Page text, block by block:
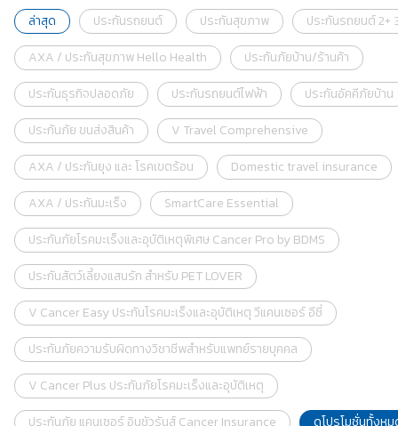
ล่าสุด ประกันรถยนต์ ประกันสุขภาพ
ประกันรถยนต์ 2+
AXA / ประกันสุขภาพ Hello Health
ประกันภัยบ้าน/ร้านค้า
ประกันธุรกิจปลอดภัย
ประกันรถยนต์ไฟฟ้า
ประกันอัคคีภัยบ้าน
ประกันภัย ขนส่งสินค้า
V Travel Comprehensive
AXA / ประกันยุง และ โรคเขตร้อน
Domestic travel insurance
AXA / ประกันมะเร็ง
SmartCare Essential
ประกันภัยโรคมะเร็งและอุบัติเหตุพิเศษ Cancer Pro by BDMS
ประกันสัตว์เลี้ยงแสนรัก สำหรับ PET LOVER
V Cancer Easy ประกันโรคมะเร็งและอุบัติเหตุ วีแคนเซอร์ อีซี่
ประกันภัยความรับผิดทางวิชาชีพสำหรับแพทย์รายบุคคล
V Cancer Plus ประกันภัยโรคมะเร็งและอุบัติเหตุ
ประกันภัย แคนเซอร์ อินชัวรันส์ Cancer Insurance
ดูโปรโมชั่นทั้งห